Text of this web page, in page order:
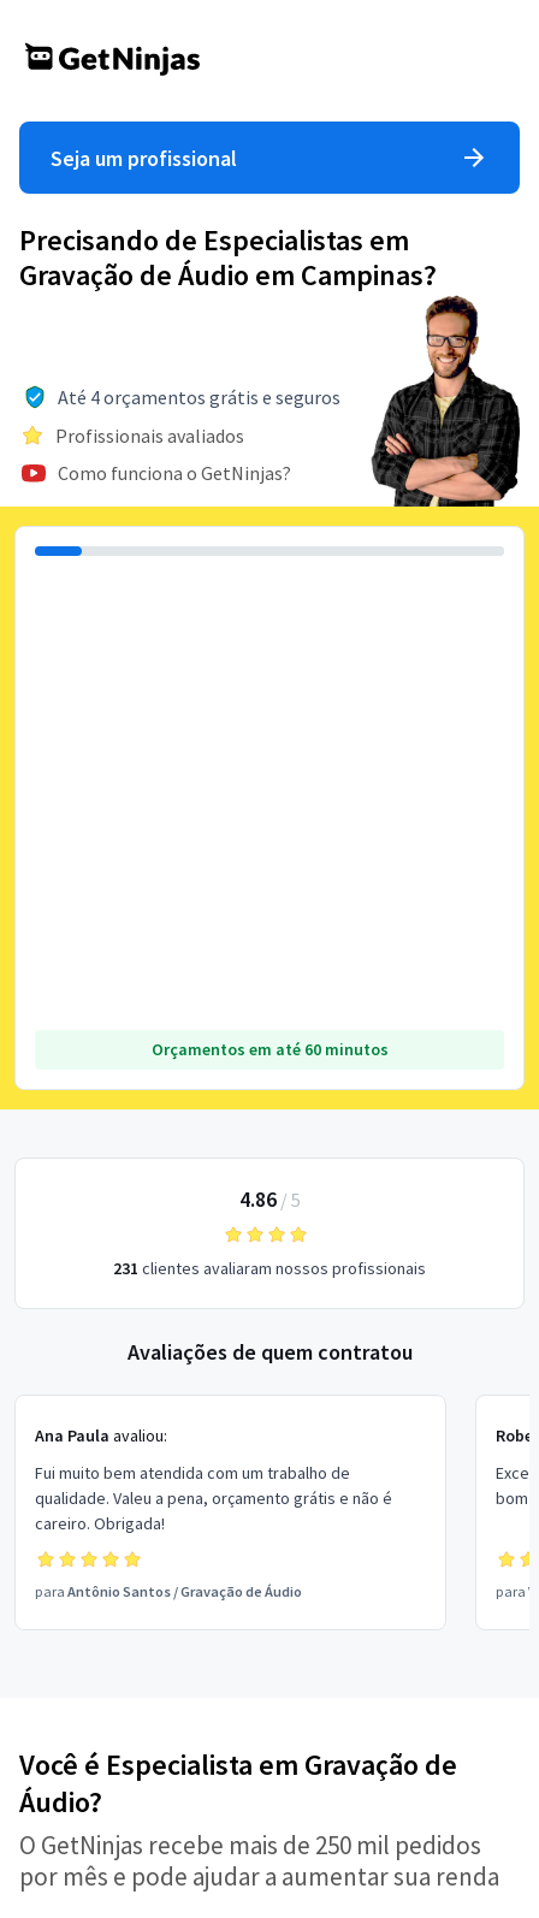
Seja um profissional
Precisando de Especialistas em
Gravação de Áudio em Campinas?
Até 4 orçamentos grátis e seguros
Profissionais avaliados
Como funciona o GetNinjas?
Orçamentos em até 60 minutos
4.86/ 5
231 clientes avaliaram nossos profissionais
Avaliações de quem contratou
Ana Paula avaliou:
Fui muito bem atendida com um trabalho de
qualidade. Valeu a pena, orçamento grátis e não é
careiro. Obrigada!
para Antônio Santos /Gravação de Áudio
bom
para
Você é Especialista em Gravação de
Áudio?
O GetNinjas recebe mais de 250 mil pedidos
por mês e pode ajudar a aumentar sua renda